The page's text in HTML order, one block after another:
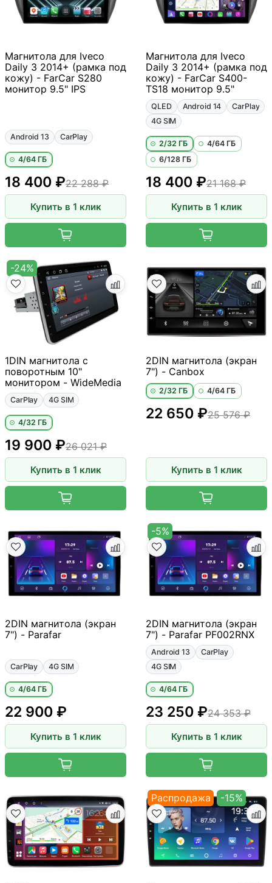
Магнитола для Iveco
Daily 3 2014+ (рамка под
кожу) - FarCar S280
монитор 9.5" IPS
Android 13 CarPlay
4/64 ГБ
22 288 ₽
18 400 ₽
Купить в 1 клик
Магнитола для Iveco
Daily 3 2014+ (рамка под
кожу) - FarCar S400-
TS18 монитор 9.5"
QLED Android 14
CarPlay
4G SIM
2/32 ГБ
4/64 ГБ
6/128 ГБ
18 400 ₽21 168 ₽
Купить в 1 клик
-24%
1DIN магнитола с
поворотным 10"
монитором - WideMedia
CarPlay 4G SIM
4/32 ГБ
26 021 ₽
19 900 ₽
Купить в 1 клик
2DIN магнитола (экран
7") - Canbox
2/32 ГБ 4/64 ГБ
22 650 ₽25 576 ₽
Купить в 1 клик
2DIN магнитола (экран
7") - Parafar
CarPlay 4G SIM
4/64 ГБ
22 900 ₽
Купить в 1 клик
-5%
2DIN магнитола (экран
7") - Parafar PF002RNX
Android 13
CarPlay
4G SIM
4/64 ГБ
24 353 ₽
23 250 ₽
Купить в 1 клик
Распродажа -15%